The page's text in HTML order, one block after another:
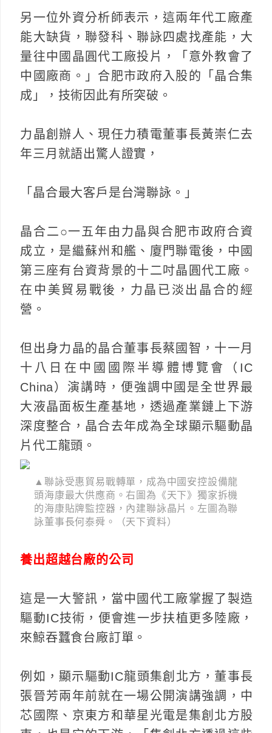
另一位外資分析師表示，這兩年代工廠產
能大缺貨，聯發科、聯詠四處找產能，大
量往中國晶圓代工廠投片，「意外教會了
中國廠商。」合肥市政府入股的「晶合集
成」，技術因此有所突破。
力晶創辦人、現任力積電董事長黃崇仁去
年三月就語出驚人證實，
「晶合最大客戶是台灣聯詠。」
晶合二○一五年由力晶與合肥市政府合資
成立，是繼蘇州和艦、廈門聯電後，中國
第三座有台資背景的十二吋晶圓代工廠。
在中美貿易戰後，力晶已淡出晶合的經
營。
但出身力晶的晶合董事長蔡國智，十一月
十八日在中國國際半導體博覽會（IC
China）演講時，便強調中國是全世界最
大液晶面板生產基地，透過產業鏈上下游
深度整合，晶合去年成為全球顯示驅動晶
片代工龍頭。
▲聯詠受惠貿易戰轉單，成為中國安控設備龍
頭海康最大供應商。右圖為《天下》獨家拆機
的海康貼牌監控器，內建聯詠晶片。左圖為聯
詠董事長何泰舜。（天下資料）
養出超越台廠的公司
這是一大警訊，當中國代工廠掌握了製造
驅動IC技術，便會進一步扶植更多陸廠，
來鯨吞蠶食台廠訂單。
例如，顯示驅動IC龍頭集創北方，董事長
張晉芳兩年前就在一場公開演講強調，中
芯國際、京東方和華星光電是集創北方股